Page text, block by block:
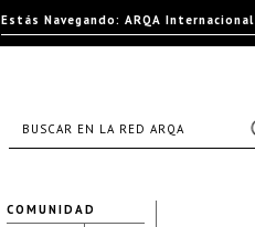
COMUNIDAD
Estás Navegando: ARQA Internacional